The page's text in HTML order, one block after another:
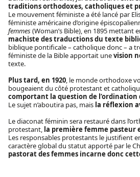
traditions orthodoxes, catholiques et
Le mouvement féministe a été lancé par
féministe américaine d’origine
femmes(Woman’s Bible), en 1895 mettant
machiste des traductions du texte
biblique pontificale – catholique donc – a
féministe de la Bible apportait unevision
texte.
Plus tard, en 1920, le monde orthodoxe
bougeaient du côté protestant et
comportant la question de l’ordination
Le sujet n’aboutira pas, mais la réflexion
Le diaconat féminin sera restauré dans
protestant, la première femme pasteur
Les responsables protestants le justifient
caractère global du statut apporté par le
pastorat des femmes incarne donc